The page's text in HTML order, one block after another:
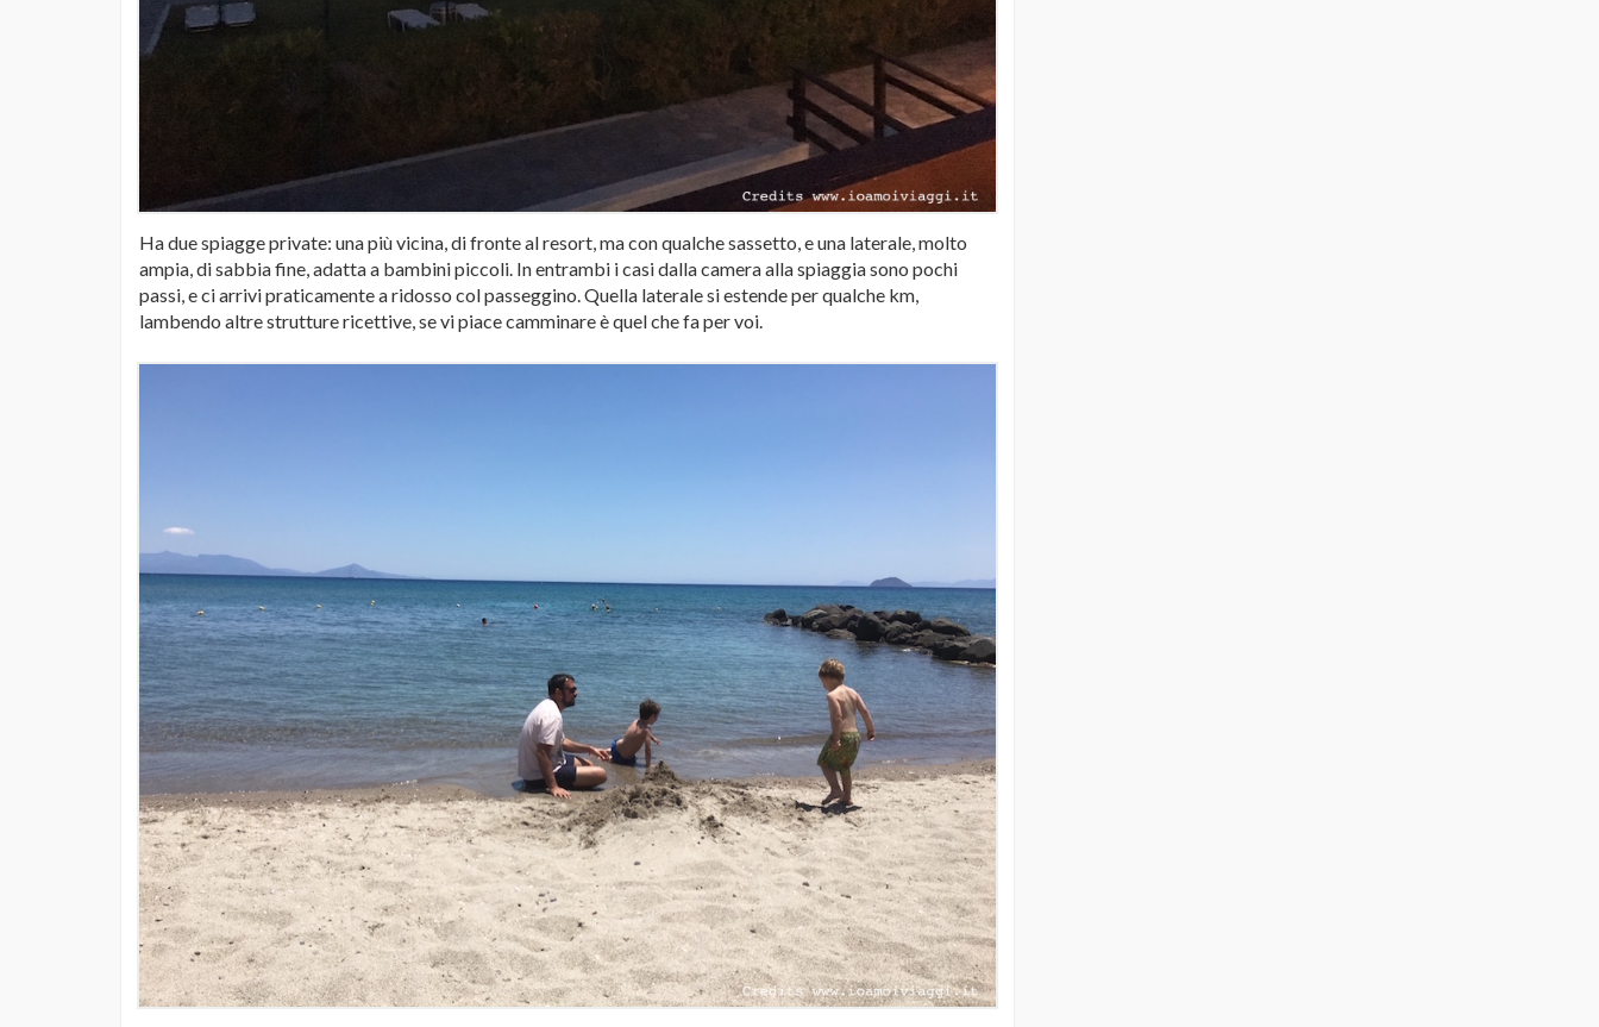
Ha due spiagge private: una più vicina, di fronte al resort, ma con qualche sassetto, e una laterale, molto
ampia, di sabbia fine, adatta a bambini piccoli. In entrambi i casi dalla camera alla spiaggia sono pochi
passi, e ci arrivi praticamente a ridosso col passeggino. Quella laterale si estende per qualche km,
lambendo altre strutture ricettive, se vi piace camminare è quel che fa per voi.